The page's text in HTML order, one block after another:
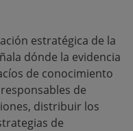
estratégica de la
dónde la evidencia
de conocimiento
de
distribuir los
de